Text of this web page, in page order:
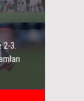
2-3.